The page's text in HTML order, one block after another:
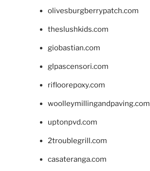
olivesburgberrypatch.com
theslushkids.com
giobastian.com
glpascensori.com
rifloorepoxy.com
woolleymillingandpaving.com
uptonpvd.com
2troublegrill.com
casateranga.com